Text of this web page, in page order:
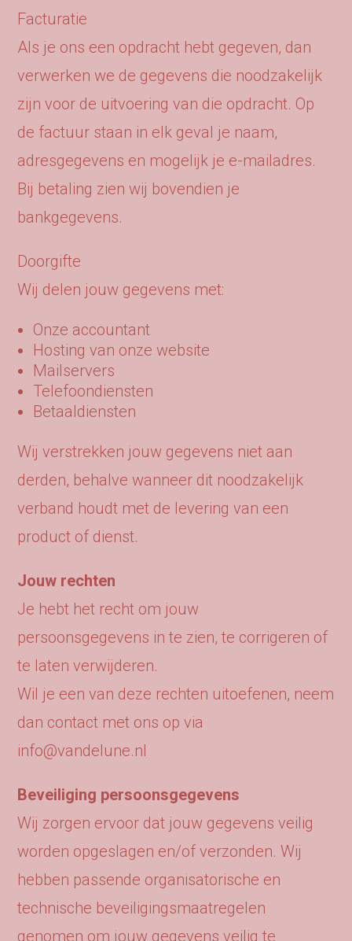
Facturatie
Als je ons een opdracht hebt gegeven, dan
verwerken we de gegevens die noodzakelijk
zijn voor de uitvoering van die opdracht. Op
de factuur staan in elk geval je naam,
adresgegevens en mogelijk je e-mailadres.
Bij betaling zien wij bovendien je
bankgegevens.
Doorgifte
Wij delen jouw gegevens met:
Onze accountant
Hosting van onze website
Mailservers
Telefoondiensten
Betaaldiensten
Wij verstrekken jouw gegevens niet aan
derden, behalve wanneer dit noodzakelijk
verband houdt met de levering van een
product of dienst.
Jouw rechten
Je hebt het recht om jouw
persoonsgegevens in te zien, te corrigeren of
te laten verwijderen.
Wil je een van deze rechten uitoefenen, neem
dan contact met ons op via
info@vandelune.nl
Beveiliging persoonsgegevens
Wij zorgen ervoor dat jouw gegevens veilig
worden opgeslagen en/of verzonden. Wij
hebben passende organisatorische en
technische beveiligingsmaatregelen
genomen om jouw gegevens veilig te